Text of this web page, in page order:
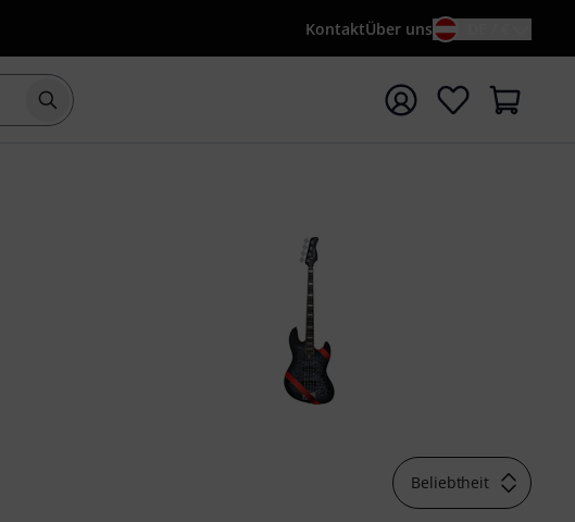
KontaktÜber uns
Suche mit Suchwort {searchTerm} starten
Beliebtheit